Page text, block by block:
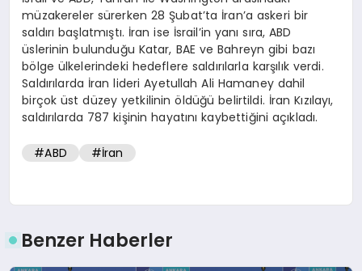
müzakereler sürerken 28 Şubat’ta İran’a askeri bir
saldırı başlatmıştı. İran ise İsrail’in yanı sıra, ABD
üslerinin bulunduğu Katar, BAE ve Bahreyn gibi bazı
bölge ülkelerindeki hedeflere saldırılarla karşılık verdi.
Saldırılarda İran lideri Ayetullah Ali Hamaney dahil
birçok üst düzey yetkilinin öldüğü belirtildi. İran Kızılayı,
saldırılarda 787 kişinin hayatını kaybettiğini açıkladı.
#ABD #İran
Benzer Haberler